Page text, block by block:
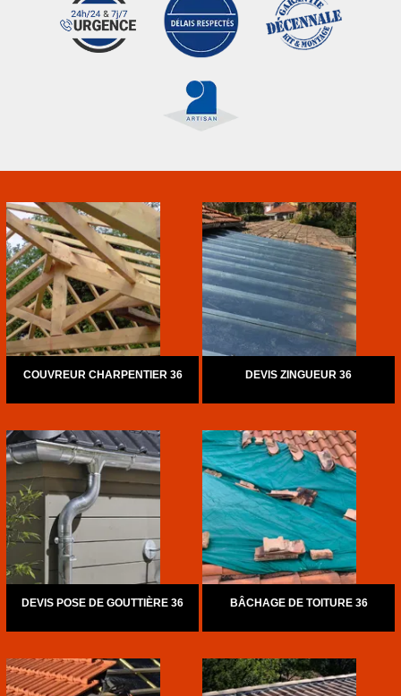
COUVREUR CHARPENTIER 36 DEVIS ZINGUEUR 36
DEVIS POSE DE GOUTTIÈRE 36 BÂCHAGE DE TOITURE 36